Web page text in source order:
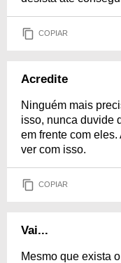
COPIAR
Acredite
Ninguém mais
isso, nunca duvide
em frente com
ver com isso.
COPIAR
Vai...
Mesmo que exista